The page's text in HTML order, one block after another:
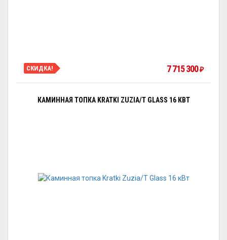
СКИДКА! 7 715 300₽
КАМИННАЯ ТОПКА KRATKI ZUZIA/T GLASS 16 КВТ